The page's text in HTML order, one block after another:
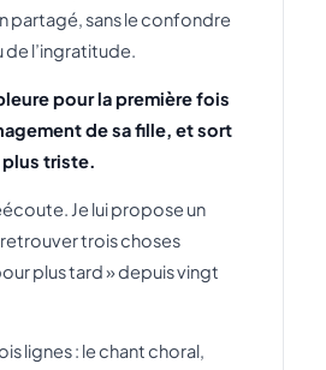
partagé, sans le confondre
de l’ingratitude.
pour la première fois
de sa fille, et sort
triste.
Je lui propose un
trois choses
plus tard » depuis vingt
lignes : le chant choral,